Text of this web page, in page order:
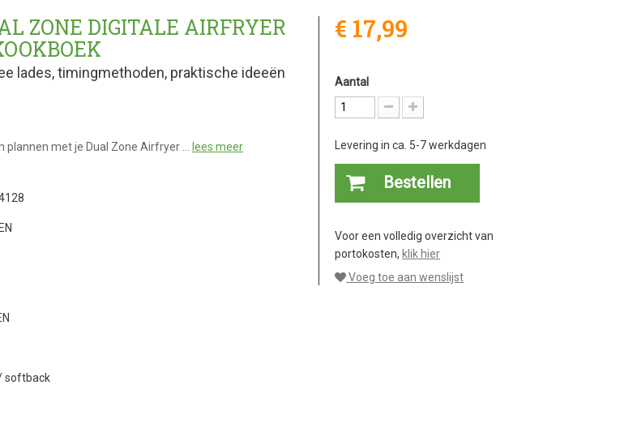
ZONE DIGITALE AIRFRYER
lades, timingmethoden, praktische ideeën
met je Dual Zone Airfryer … lees meer
softback
€ 17,99
Aantal
Levering in ca. 5-7 werkdagen
Bestellen
Voor een volledig overzicht van
portokosten, klik hier
Voeg toe aan wenslijst